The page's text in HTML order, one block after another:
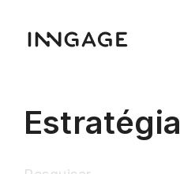
Estratégia